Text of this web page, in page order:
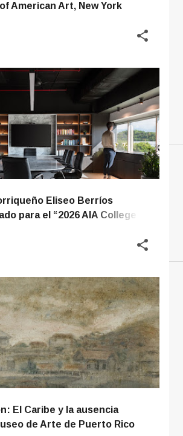
American Art, New York
Eliseo Berríos
para el “2026 AIA College of
El Caribe y la ausencia
de Arte de Puerto Rico